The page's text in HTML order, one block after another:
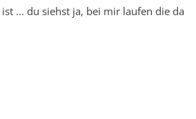
... du siehst ja, bei mir laufen die da